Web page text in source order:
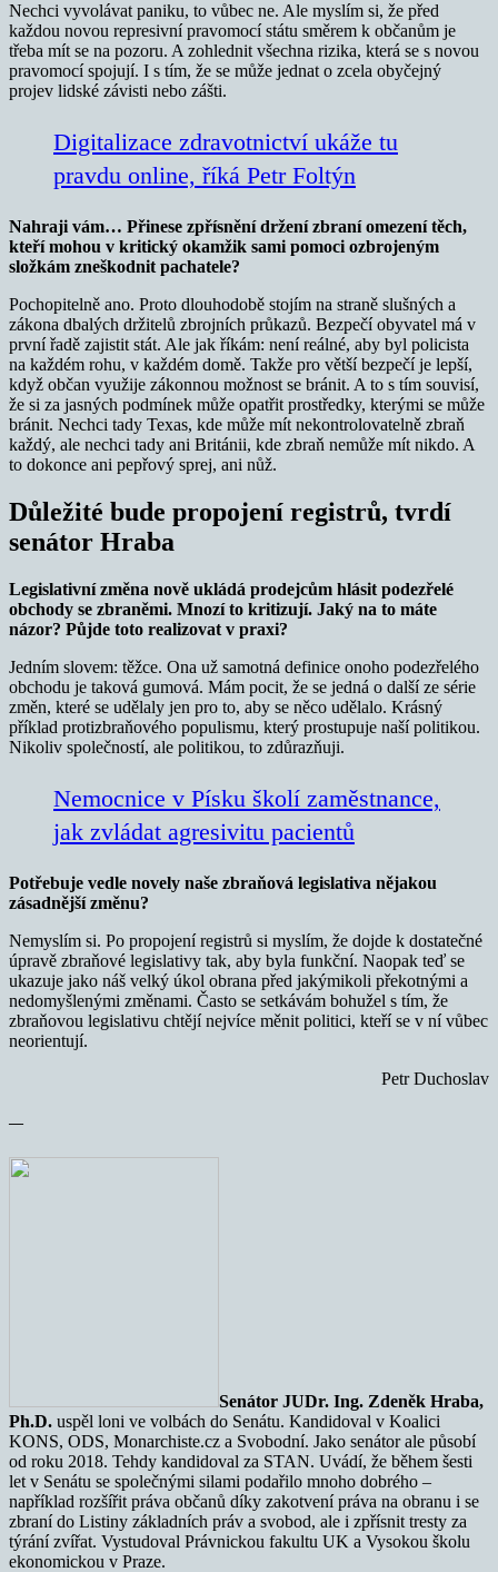
Nechci vyvolávat paniku, to vůbec ne. Ale myslím si, že před
každou novou represivní pravomocí státu směrem k občanům je
třeba mít se na pozoru. A zohlednit všechna rizika, která se s novou
pravomocí spojují. I s tím, že se může jednat o zcela obyčejný
projev lidské závisti nebo zášti.
Digitalizace zdravotnictví ukáže tu
pravdu online, říká Petr Foltýn
Nahraji vám… Přinese zpřísnění držení zbraní omezení těch,
kteří mohou v kritický okamžik sami pomoci ozbrojeným
složkám zneškodnit pachatele?
Pochopitelně ano. Proto dlouhodobě stojím na straně slušných a
zákona dbalých držitelů zbrojních průkazů. Bezpečí obyvatel má v
první řadě zajistit stát. Ale jak říkám: není reálné, aby byl policista
na každém rohu, v každém domě. Takže pro větší bezpečí je lepší,
když občan využije zákonnou možnost se bránit. A to s tím souvisí,
že si za jasných podmínek může opatřit prostředky, kterými se může
bránit. Nechci tady Texas, kde může mít nekontrolovatelně zbraň
každý, ale nechci tady ani Británii, kde zbraň nemůže mít nikdo. A
to dokonce ani pepřový sprej, ani nůž.
Důležité bude propojení registrů, tvrdí
senátor Hraba
Legislativní změna nově ukládá prodejcům hlásit podezřelé
obchody se zbraněmi. Mnozí to kritizují. Jaký na to máte
názor? Půjde toto realizovat v praxi?
Jedním slovem: těžce. Ona už samotná definice onoho podezřelého
obchodu je taková gumová. Mám pocit, že se jedná o další ze série
změn, které se udělaly jen pro to, aby se něco udělalo. Krásný
příklad protizbraňového populismu, který prostupuje naší politikou.
Nikoliv společností, ale politikou, to zdůrazňuji.
Nemocnice v Písku školí zaměstnance,
jak zvládat agresivitu pacientů
Potřebuje vedle novely naše zbraňová legislativa nějakou
zásadnější změnu?
Nemyslím si. Po propojení registrů si myslím, že dojde k dostatečné
úpravě zbraňové legislativy tak, aby byla funkční. Naopak teď se
ukazuje jako náš velký úkol obrana před jakýmikoli překotnými a
nedomyšlenými změnami. Často se setkávám bohužel s tím, že
zbraňovou legislativu chtějí nejvíce měnit politici, kteří se v ní vůbec
neorientují.
Petr Duchoslav
—
Senátor JUDr. Ing. Zdeněk Hraba,
Ph.D. uspěl loni ve volbách do Senátu. Kandidoval v Koalici
KONS, ODS, Monarchiste.cz a Svobodní. Jako senátor ale působí
od roku 2018. Tehdy kandidoval za STAN. Uvádí, že během šesti
let v Senátu se společnými silami podařilo mnoho dobrého –
například rozšířit práva občanů díky zakotvení práva na obranu i se
zbraní do Listiny základních práv a svobod, ale i zpřísnit tresty za
týrání zvířat. Vystudoval Právnickou fakultu UK a Vysokou školu
ekonomickou v Praze.